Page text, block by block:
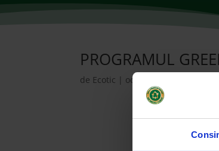
PROGRAMUL
de Ecotic | oct. 11, 2021